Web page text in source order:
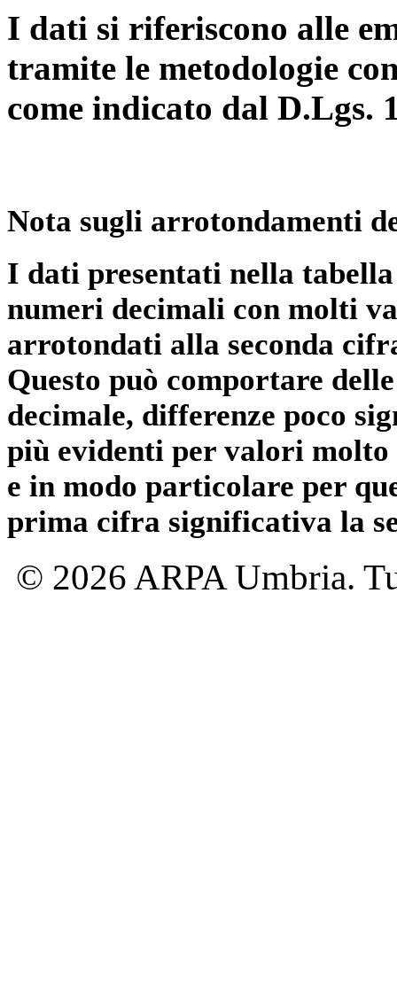
I dati si riferiscono alle
tramite le metodologie
come indicato dal D.Lgs.
Nota sugli arrotondamenti
I dati presentati nella
numeri decimali con molti
arrotondati alla seconda
Questo può comportare
decimale, differenze poco
più evidenti per valori
e in modo particolare per
prima cifra significativa la
© 2026 ARPA Umbria.